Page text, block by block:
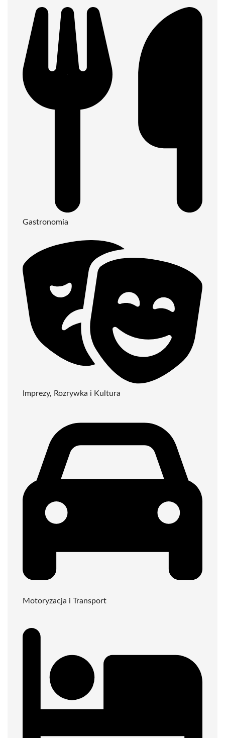
Gastronomia
Imprezy, Rozrywka i Kultura
Motoryzacja i Transport